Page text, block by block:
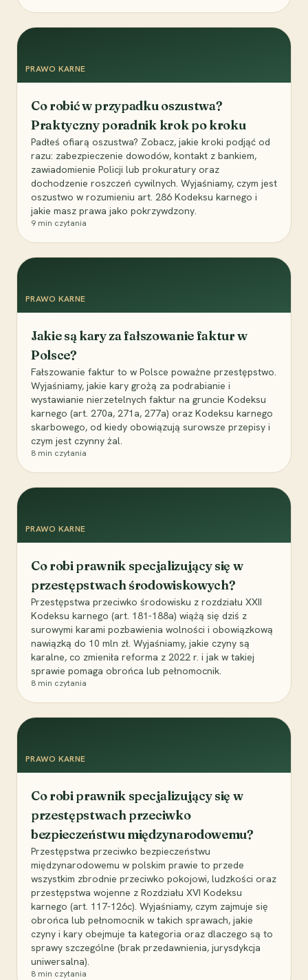
PRAWO KARNE
Co robić w przypadku oszustwa?
Praktyczny poradnik krok po kroku
Padłeś ofiarą oszustwa? Zobacz, jakie kroki podjąć od
razu: zabezpieczenie dowodów, kontakt z bankiem,
zawiadomienie Policji lub prokuratury oraz
dochodzenie roszczeń cywilnych. Wyjaśniamy, czym jest
oszustwo w rozumieniu art. 286 Kodeksu karnego i
jakie masz prawa jako pokrzywdzony.
9 min czytania
PRAWO KARNE
Jakie są kary za fałszowanie faktur w
Polsce?
Fałszowanie faktur to w Polsce poważne przestępstwo.
Wyjaśniamy, jakie kary grożą za podrabianie i
wystawianie nierzetelnych faktur na gruncie Kodeksu
karnego (art. 270a, 271a, 277a) oraz Kodeksu karnego
skarbowego, od kiedy obowiązują surowsze przepisy i
czym jest czynny żal.
8 min czytania
PRAWO KARNE
Co robi prawnik specjalizujący się w
przestępstwach środowiskowych?
Przestępstwa przeciwko środowisku z rozdziału XXII
Kodeksu karnego (art. 181-188a) wiążą się dziś z
surowymi karami pozbawienia wolności i obowiązkową
nawiązką do 10 mln zł. Wyjaśniamy, jakie czyny są
karalne, co zmieniła reforma z 2022 r. i jak w takiej
sprawie pomaga obrońca lub pełnomocnik.
8 min czytania
PRAWO KARNE
Co robi prawnik specjalizujący się w
przestępstwach przeciwko
bezpieczeństwu międzynarodowemu?
Przestępstwa przeciwko bezpieczeństwu
międzynarodowemu w polskim prawie to przede
wszystkim zbrodnie przeciwko pokojowi, ludzkości oraz
przestępstwa wojenne z Rozdziału XVI Kodeksu
karnego (art. 117-126c). Wyjaśniamy, czym zajmuje się
obrońca lub pełnomocnik w takich sprawach, jakie
czyny i kary obejmuje ta kategoria oraz dlaczego są to
sprawy szczególne (brak przedawnienia, jurysdykcja
uniwersalna).
8 min czytania